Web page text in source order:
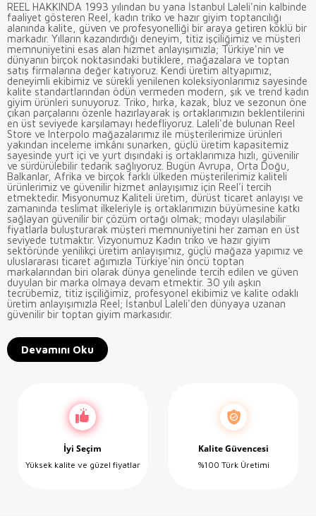
REEL HAKKINDA 1993 yılından bu yana İstanbul Laleli'nin kalbinde
faaliyet gösteren Reel, kadın triko ve hazır giyim toptancılığı
alanında kalite, güven ve profesyonelliği bir araya getiren köklü bir
markadır. Yılların kazandırdığı deneyim, titiz işçiliğimiz ve müşteri
memnuniyetini esas alan hizmet anlayışımızla; Türkiye'nin ve
dünyanın birçok noktasındaki butiklere, mağazalara ve toptan
satış firmalarına değer katıyoruz. Kendi üretim altyapımız,
deneyimli ekibimiz ve sürekli yenilenen koleksiyonlarımız sayesinde
kalite standartlarından ödün vermeden modern, şık ve trend kadın
giyim ürünleri sunuyoruz. Triko, hırka, kazak, bluz ve sezonun öne
çıkan parçalarını özenle hazırlayarak iş ortaklarımızın beklentilerini
en üst seviyede karşılamayı hedefliyoruz. Laleli'de bulunan Reel
Store ve Interpolo mağazalarımız ile müşterilerimize ürünleri
yakından inceleme imkânı sunarken, güçlü üretim kapasitemiz
sayesinde yurt içi ve yurt dışındaki iş ortaklarımıza hızlı, güvenilir
ve sürdürülebilir tedarik sağlıyoruz. Bugün Avrupa, Orta Doğu,
Balkanlar, Afrika ve birçok farklı ülkeden müşterilerimiz kaliteli
ürünlerimiz ve güvenilir hizmet anlayışımız için Reel'i tercih
etmektedir. Misyonumuz Kaliteli üretim, dürüst ticaret anlayışı ve
zamanında teslimat ilkeleriyle iş ortaklarımızın büyümesine katkı
sağlayan güvenilir bir çözüm ortağı olmak; modayı ulaşılabilir
fiyatlarla buluşturarak müşteri memnuniyetini her zaman en üst
seviyede tutmaktır. Vizyonumuz Kadın triko ve hazır giyim
sektöründe yenilikçi üretim anlayışımız, güçlü mağaza yapımız ve
uluslararası ticaret ağımızla Türkiye'nin öncü toptan
markalarından biri olarak dünya genelinde tercih edilen ve güven
duyulan bir marka olmaya devam etmektir. 30 yılı aşkın
tecrübemiz, titiz işçiliğimiz, profesyonel ekibimiz ve kalite odaklı
üretim anlayışımızla Reel; İstanbul Laleli'den dünyaya uzanan
güvenilir bir toptan giyim markasıdır.
Devamını Oku
İyi Seçim
Yüksek kalite ve güzel fiyatlar
Kalite Güvencesi
%100 Türk Üretimi